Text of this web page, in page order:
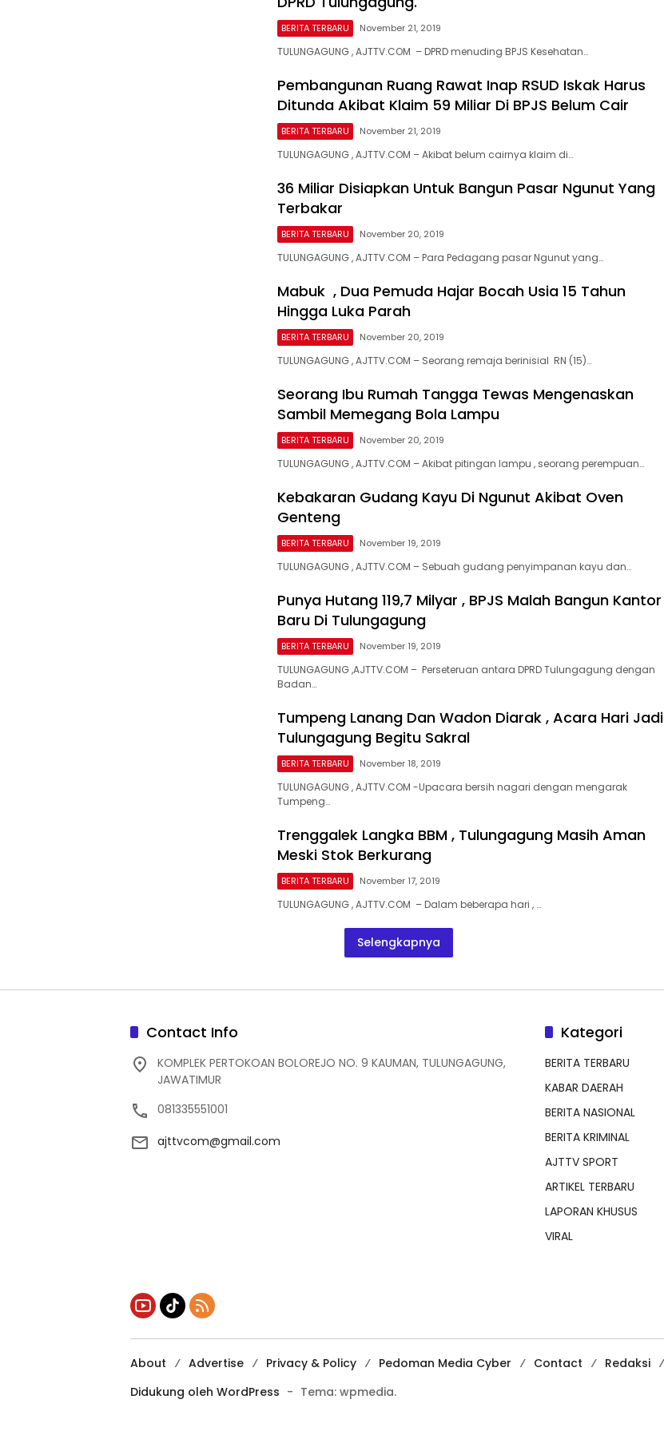
BERITA TERBARU November 21, 2019
TULUNGAGUNG , AJTTV.COM – DPRD menuding BPJS Kesehatan…
Pembangunan Ruang Rawat Inap RSUD Iskak Harus
Ditunda Akibat Klaim 59 Miliar Di BPJS Belum Cair
BERITA TERBARU November 21, 2019
TULUNGAGUNG , AJTTV.COM – Akibat belum cairnya klaim di…
36 Miliar Disiapkan Untuk Bangun Pasar Ngunut Yang
Terbakar
BERITA TERBARU November 20, 2019
TULUNGAGUNG , AJTTV.COM – Para Pedagang pasar Ngunut yang…
Mabuk , Dua Pemuda Hajar Bocah Usia 15 Tahun
Hingga Luka Parah
BERITA TERBARU November 20, 2019
TULUNGAGUNG , AJTTV.COM – Seorang remaja berinisial RN (15)…
Seorang Ibu Rumah Tangga Tewas Mengenaskan
Sambil Memegang Bola Lampu
BERITA TERBARU November 20, 2019
TULUNGAGUNG , AJTTV.COM – Akibat pitingan lampu , seorang perempuan…
Kebakaran Gudang Kayu Di Ngunut Akibat Oven
Genteng
BERITA TERBARU November 19, 2019
TULUNGAGUNG , AJTTV.COM – Sebuah gudang penyimpanan kayu dan…
Punya Hutang 119,7 Milyar , BPJS Malah Bangun Kantor
Baru Di Tulungagung
BERITA TERBARU November 19, 2019
TULUNGAGUNG ,AJTTV.COM – Perseteruan antara DPRD Tulungagung dengan
Badan…
Tumpeng Lanang Dan Wadon Diarak , Acara Hari Jadi
Tulungagung Begitu Sakral
BERITA TERBARU November 18, 2019
TULUNGAGUNG , AJTTV.COM -Upacara bersih nagari dengan mengarak
Tumpeng…
Trenggalek Langka BBM , Tulungagung Masih Aman
Meski Stok Berkurang
BERITA TERBARU November 17, 2019
TULUNGAGUNG , AJTTV.COM – Dalam beberapa hari , …
Selengkapnya
Contact Info
KOMPLEK PERTOKOAN BOLOREJO NO. 9 KAUMAN, TULUNGAGUNG,
JAWATIMUR
081335551001
ajttvcom@gmail.com
Kategori
BERITA TERBARU
KABAR DAERAH
BERITA NASIONAL
BERITA KRIMINAL
AJTTV SPORT
ARTIKEL TERBARU
LAPORAN KHUSUS
VIRAL
About Advertise Privacy & Policy Pedoman Media Cyber Contact Redaksi
Didukung oleh WordPress - Tema: wpmedia.